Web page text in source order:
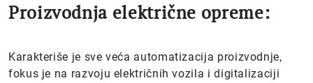
Proizvodnja električne opreme:
Karakteriše je sve veća automatizacija proizvodnje,
fokus je na razvoju električnih vozila i digitalizaciji